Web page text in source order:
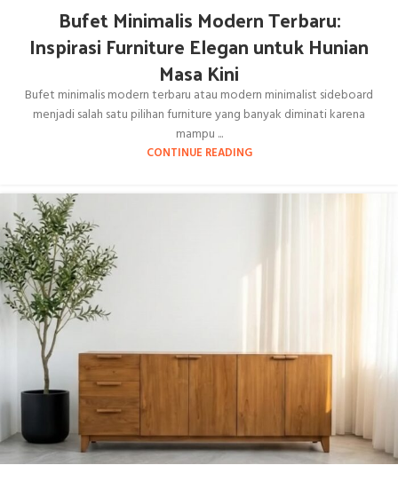
Bufet Minimalis Modern Terbaru:
Inspirasi Furniture Elegan untuk Hunian
Masa Kini
Bufet minimalis modern terbaru atau modern minimalist sideboard
menjadi salah satu pilihan furniture yang banyak diminati karena
mampu ...
CONTINUE READING